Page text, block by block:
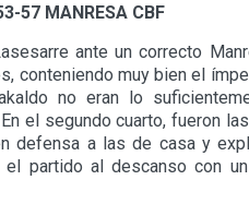
57 MANRESA CBF
ante un correcto
conteniendo muy bien el
no eran lo
el segundo cuarto, fueron
defensa a las de casa y
partido al descanso con